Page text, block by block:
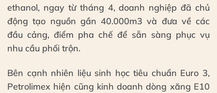
ethanol, ngay từ tháng 4, doanh nghiệp đã chủ
động tạo nguồn gần 40.000m3 và đưa về các
đầu cảng, điểm pha chế để sẵn sàng phục vụ
nhu cầu phối trộn.
Bên cạnh nhiên liệu sinh học tiêu chuẩn Euro 3,
Petrolimex hiện cũng kinh doanh dòng xăng E10